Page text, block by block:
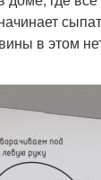
в этом